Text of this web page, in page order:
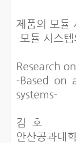
제품의 모듈
-모듈 시스
Research
-Based on
systems-
김 호
안산공과대